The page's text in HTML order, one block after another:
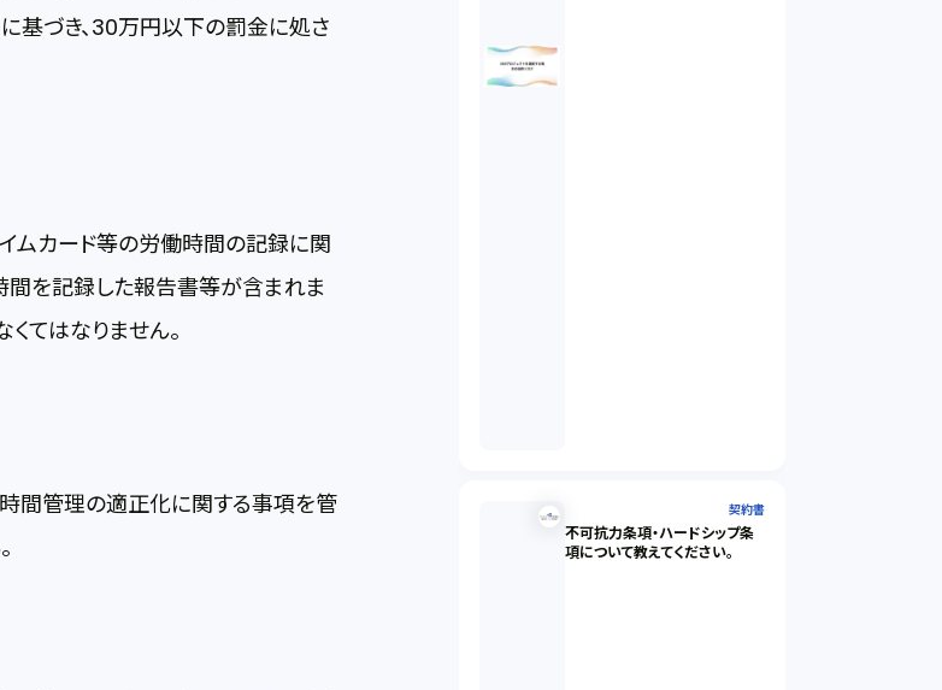
基づき、30万円以下の罰金に処さ
ムカード等の労働時間の記録に関
間を記録した報告書等が含まれま
てはなりません。
間管理の適正化に関する事項を管
契約書
不可抗力条項・ハードシップ条
項について教えてください。